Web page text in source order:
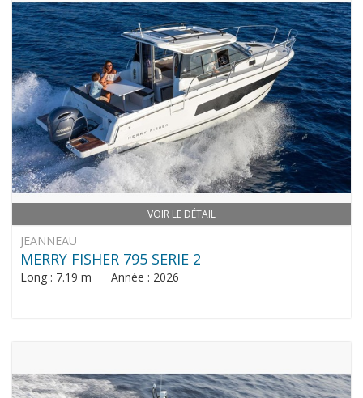
VOIR LE DÉTAIL
JEANNEAU
MERRY FISHER 795 SERIE 2
Long : 7.19 m Année : 2026